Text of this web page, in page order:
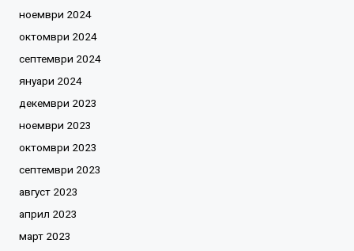
ноември 2024
октомври 2024
септември 2024
януари 2024
декември 2023
ноември 2023
октомври 2023
септември 2023
август 2023
април 2023
март 2023